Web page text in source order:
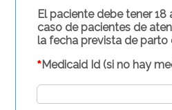
El paciente debe tener 18
caso de pacientes de
la fecha prevista de parto
*Medicaid Id (si no hay